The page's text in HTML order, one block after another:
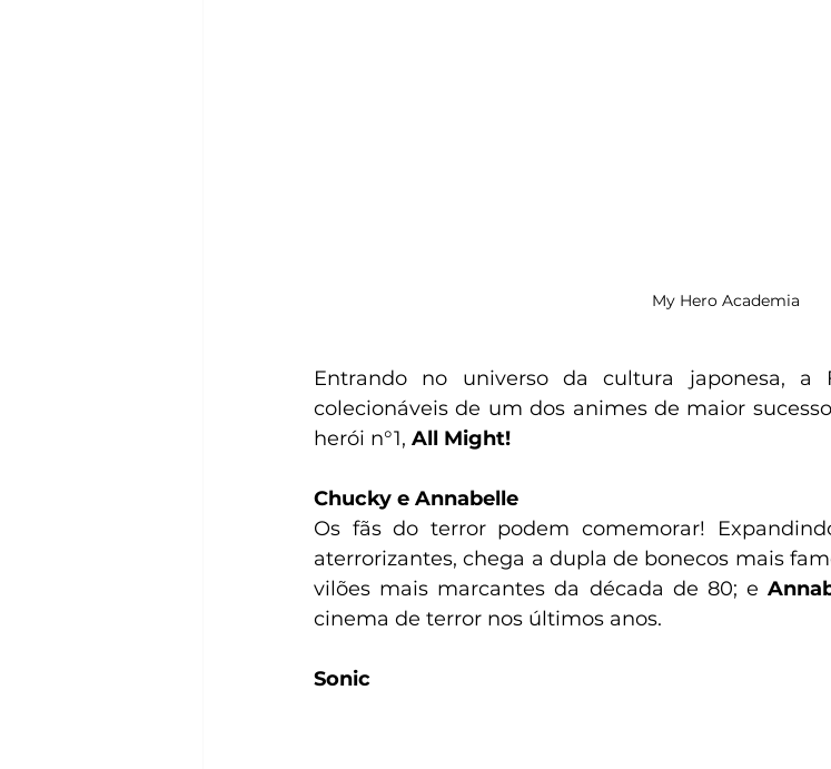
My Hero Academia
Entrando no universo da cultura japonesa, a
colecionáveis de um dos animes de maior
herói n°1, All Might!
Chucky e Annabelle
Os fãs do terror podem comemorar!
aterrorizantes, chega a dupla de bonecos mais
vilões mais marcantes da década de 80; e
cinema de terror nos últimos anos.
Sonic